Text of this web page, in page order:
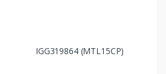
IGG319864 (MTL15CP)